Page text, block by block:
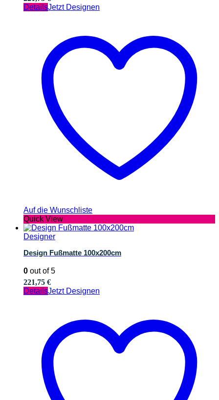
DetailsJetzt Designen
Auf die Wunschliste
Quick View
Designer
Design Fußmatte 100x200cm
0 out of 5
221,75 €
DetailsJetzt Designen